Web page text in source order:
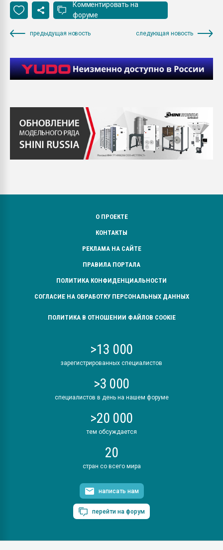
Комментировать на
форуме
предыдущая новость следующая новость
О ПРОЕКТЕ
КОНТАКТЫ
РЕКЛАМА НА САЙТЕ
ПРАВИЛА ПОРТАЛА
ПОЛИТИКА КОНФИДЕНЦИАЛЬНОСТИ
СОГЛАСИЕ НА ОБРАБОТКУ ПЕРСОНАЛЬНЫХ ДАННЫХ
ПОЛИТИКА В ОТНОШЕНИИ ФАЙЛОВ COOKIE
>13 000
зарегистрированных специалистов
>3 000
специалистов в день на нашем форуме
>20 000
тем обсуждается
20
стран со всего мира
написать нам
перейти на форум